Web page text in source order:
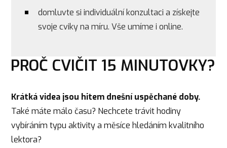
domluvte si individuální konzultaci a získejte
svoje cviky na míru. Vše umíme i online.
PROČ CVIČIT 15 MINUTOVKY?
Krátká videa jsou hitem dnešní uspěchané doby.
Také máte málo času? Nechcete trávit hodiny
vybíráním typu aktivity a měsíce hledáním kvalitního
lektora?